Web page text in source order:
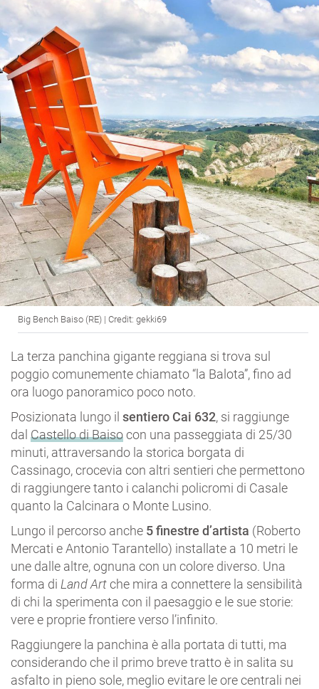
Big Bench Baiso (RE) | Credit: gekki69
La terza panchina gigante reggiana si trova sul
poggio comunemente chiamato “la Balota”, fino ad
ora luogo panoramico poco noto.
Posizionata lungo il sentiero Cai 632, si raggiunge
dal Castello di Baisocon una passeggiata di 25/30
minuti, attraversando la storica borgata di
Cassinago, crocevia con altri sentieri che permettono
di raggiungere tanto i calanchi policromi di Casale
quanto la Calcinara o Monte Lusino.
Lungo il percorso anche 5 finestre d’artista (Roberto
Mercati e Antonio Tarantello) installate a 10 metri le
une dalle altre, ognuna con un colore diverso. Una
forma di Land Artche mira a connettere la sensibilità
di chi la sperimenta con il paesaggio e le sue storie:
vere e proprie frontiere verso l’infinito.
Raggiungere la panchina è alla portata di tutti, ma
considerando che il primo breve tratto è in salita su
asfalto in pieno sole, meglio evitare le ore centrali nei